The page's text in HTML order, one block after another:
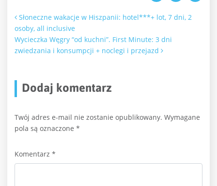
Nawigacja po artykułach
Słoneczne wakacje w Hiszpanii: hotel***+ lot, 7 dni, 2
osoby, all inclusive
Wycieczka Węgry “od kuchni”. First Minute: 3 dni
zwiedzania i konsumpcji + noclegi i przejazd
Dodaj komentarz
Twój adres e-mail nie zostanie opublikowany. Wymagane
pola są oznaczone *
Komentarz *